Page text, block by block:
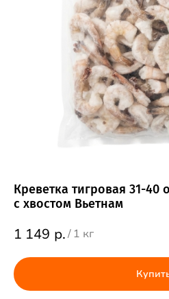
Креветка тигровая 31-
с хвостом Вьетнам
1 149 р./1 кг